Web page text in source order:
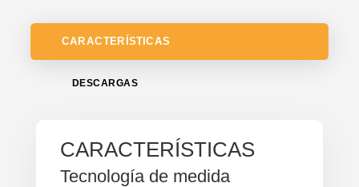
CARACTERÍSTICAS
DESCARGAS
CARACTERÍSTICAS
Tecnología de medida